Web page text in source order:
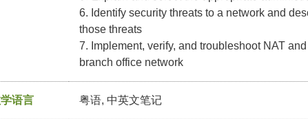
6. Identify security threats to a network and
those threats
7. Implement, verify, and troubleshoot NAT
branch office network
语言 粤语, 中英文笔记